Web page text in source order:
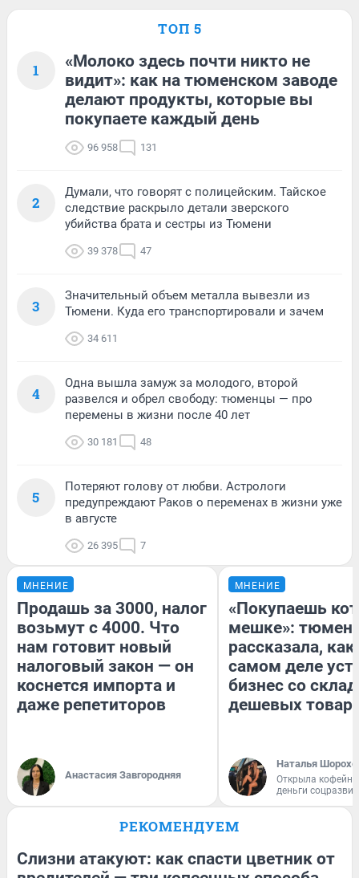
ТОП 5
1
«Молоко здесь почти никто не
видит»: как на тюменском заводе
делают продукты, которые вы
покупаете каждый день
96 958 131
2
Думали, что говорят с полицейским. Тайское
следствие раскрыло детали зверского
убийства брата и сестры из Тюмени
39 378 47
3
Значительный объем металла вывезли из
Тюмени. Куда его транспортировали и зачем
34 611
4
Одна вышла замуж за молодого, второй
развелся и обрел свободу: тюменцы — про
перемены в жизни после 40 лет
30 181 48
5
Потеряют голову от любви. Астрологи
предупреждают Раков о переменах в жизни уже
в августе
26 395 7
МНЕНИЕ
Продашь за 3000, налог
возьмут с 4000. Что
нам готовит новый
налоговый закон — он
коснется импорта и
даже репетиторов
Анастасия Завгородняя
МНЕНИЕ
«Покупаешь
мешке»:
рассказала, как
самом деле
бизнес со
дешевых
Наталья
Открыла
деньги
РЕКОМЕНДУЕМ
Слизни атакуют: как спасти цветник от